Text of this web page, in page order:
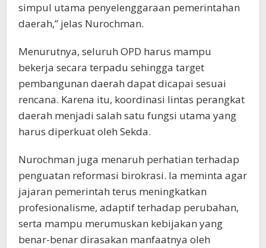
simpul utama penyelenggaraan pemerintahan
daerah,” jelas Nurochman.
Menurutnya, seluruh OPD harus mampu
bekerja secara terpadu sehingga target
pembangunan daerah dapat dicapai sesuai
rencana. Karena itu, koordinasi lintas perangkat
daerah menjadi salah satu fungsi utama yang
harus diperkuat oleh Sekda.
Nurochman juga menaruh perhatian terhadap
penguatan reformasi birokrasi. Ia meminta agar
jajaran pemerintah terus meningkatkan
profesionalisme, adaptif terhadap perubahan,
serta mampu merumuskan kebijakan yang
benar-benar dirasakan manfaatnya oleh